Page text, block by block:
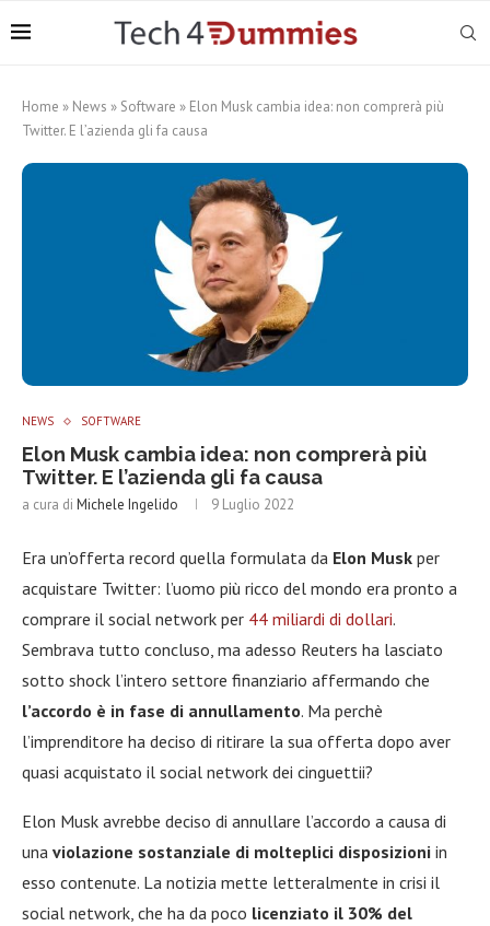
Home » News » Software » Elon Musk cambia idea: non comprerà più
Twitter. E l’azienda gli fa causa
NEWS SOFTWARE
Elon Musk cambia idea: non comprerà più
Twitter. E l’azienda gli fa causa
a cura di Michele Ingelido 9 Luglio 2022
Era un’offerta record quella formulata da Elon Musk per
acquistare Twitter: l’uomo più ricco del mondo era pronto a
comprare il social network per 44 miliardi di dollari.
Sembrava tutto concluso, ma adesso Reuters ha lasciato
sotto shock l’intero settore finanziario affermando che
l’accordo è in fase di annullamento. Ma perchè
l’imprenditore ha deciso di ritirare la sua offerta dopo aver
quasi acquistato il social network dei cinguettii?
Elon Musk avrebbe deciso di annullare l’accordo a causa di
una violazione sostanziale di molteplici disposizioni in
esso contenute. La notizia mette letteralmente in crisi il
social network, che ha da poco licenziato il 30% del